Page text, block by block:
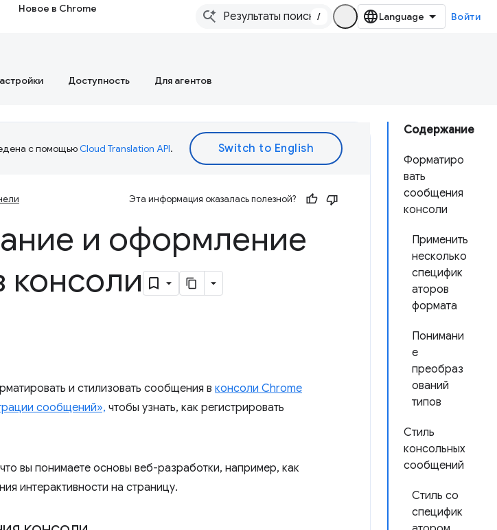
Новое в Chrome
/ Войти
Доступность Для агентов
Содержание
Форматиро
вать
сообщения
консоли
Применить
несколько
специфик
аторов
формата
Понимани
е
преобраз
ований
типов
Стиль
консольных
сообщений
Стиль со
специфик
с помощьюCloud Translation API.
Эта информация оказалась полезной?
и оформление
и стилизовать сообщения в консоли Chrome
сообщений», чтобы узнать, как регистрировать
вы понимаете основы веб-разработки, например, как
интерактивности на страницу.